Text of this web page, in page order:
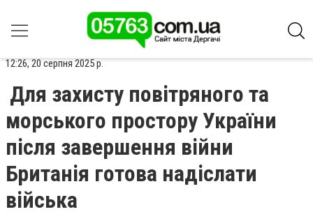
12:26, 20 серпня 2025 р.
Для захисту повітряного та
морського простору України
після завершення війни
Британія готова надіслати
війська